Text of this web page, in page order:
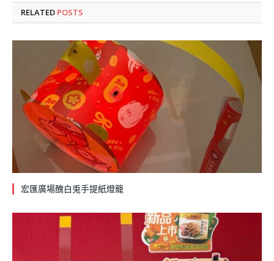
RELATED POSTS
宏匯廣場醜白兎手提紙燈籠